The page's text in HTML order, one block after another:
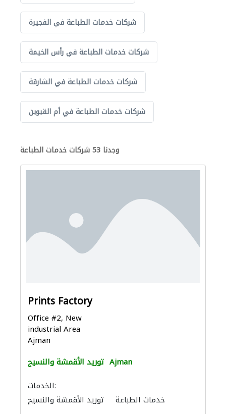
شركات خدمات الطباعة في الفجيرة
شركات خدمات الطباعة في رأس الخيمة
شركات خدمات الطباعة في الشارقة
شركات خدمات الطباعة في أم القيوين
وجدنا 53 شركات خدمات الطباعة
Prints Factory
Office #2, New
industrial Area
Ajman
توريد الأقمشة والنسيج Ajman
الخدمات:
توريد الأقمشة والنسيج
خدمات الطباعة